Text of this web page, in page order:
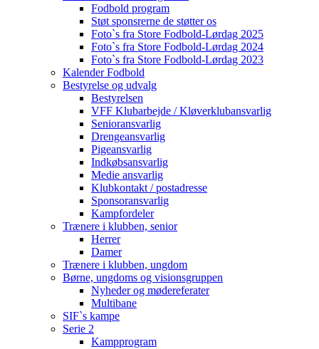
Fodbold program
Støt sponsrerne de støtter os
Foto`s fra Store Fodbold-Lørdag 2025
Foto`s fra Store Fodbold-Lørdag 2024
Foto`s fra Store Fodbold-Lørdag 2023
Kalender Fodbold
Bestyrelse og udvalg
Bestyrelsen
VFF Klubarbejde / Kløverklubansvarlig
Senioransvarlig
Drengeansvarlig
Pigeansvarlig
Indkøbsansvarlig
Medie ansvarlig
Klubkontakt / postadresse
Sponsoransvarlig
Kampfordeler
Trænere i klubben, senior
Herrer
Damer
Trænere i klubben, ungdom
Børne, ungdoms og visionsgruppen
Nyheder og mødereferater
Multibane
SIF`s kampe
Serie 2
Kampprogram